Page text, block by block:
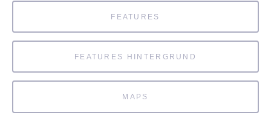
FEATURES
FEATURES HINTERGRUND
MAPS